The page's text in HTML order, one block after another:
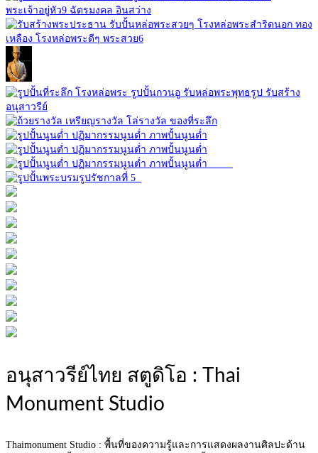
อนุสาวรีย์ไทย สตูดิโอ : Thai
Monument Studio
Thaimonument Studio : พื้นที่ของความรู้และการแสดงผลงานศิลปะด้าน